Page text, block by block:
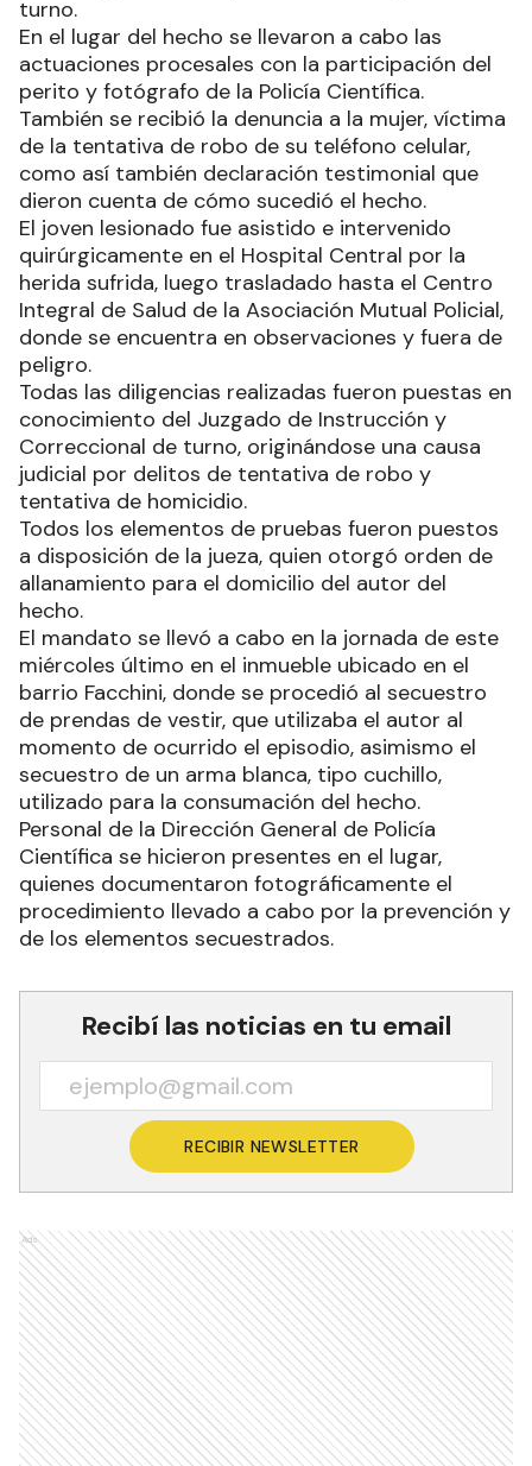
turno.
En el lugar del hecho se llevaron a cabo las
actuaciones procesales con la participación del
perito y fotógrafo de la Policía Científica.
También se recibió la denuncia a la mujer, víctima
de la tentativa de robo de su teléfono celular,
como así también declaración testimonial que
dieron cuenta de cómo sucedió el hecho.
El joven lesionado fue asistido e intervenido
quirúrgicamente en el Hospital Central por la
herida sufrida, luego trasladado hasta el Centro
Integral de Salud de la Asociación Mutual Policial,
donde se encuentra en observaciones y fuera de
peligro.
Todas las diligencias realizadas fueron puestas en
conocimiento del Juzgado de Instrucción y
Correccional de turno, originándose una causa
judicial por delitos de tentativa de robo y
tentativa de homicidio.
Todos los elementos de pruebas fueron puestos
a disposición de la jueza, quien otorgó orden de
allanamiento para el domicilio del autor del
hecho.
El mandato se llevó a cabo en la jornada de este
miércoles último en el inmueble ubicado en el
barrio Facchini, donde se procedió al secuestro
de prendas de vestir, que utilizaba el autor al
momento de ocurrido el episodio, asimismo el
secuestro de un arma blanca, tipo cuchillo,
utilizado para la consumación del hecho.
Personal de la Dirección General de Policía
Científica se hicieron presentes en el lugar,
quienes documentaron fotográficamente el
procedimiento llevado a cabo por la prevención y
de los elementos secuestrados.
Recibí las noticias en tu email
RECIBIR NEWSLETTER
Ads